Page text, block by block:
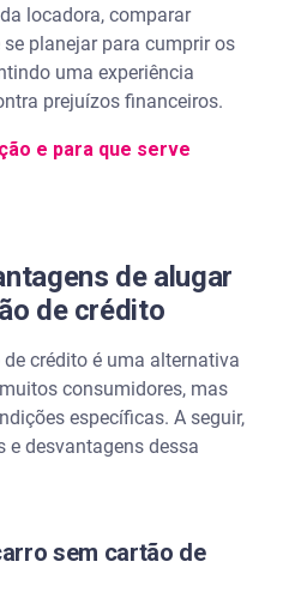
locadora, comparar
planejar para cumprir os
uma experiência
prejuízos financeiros.
e para que serve
de alugar
de crédito
crédito é uma alternativa
consumidores, mas
específicas. A seguir,
e desvantagens dessa
sem cartão de